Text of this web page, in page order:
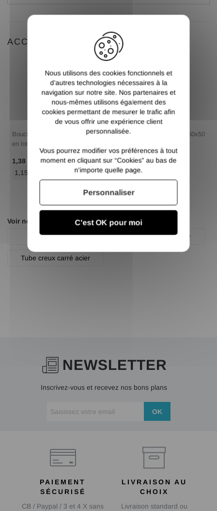
ACCESSOIRES
Bouchon plastique carré 50x50
en lots
1,38 €
/ Pce TTC
1,15 €
Bouchon plastique carré 50x50
1,38 €/ Pce TTC
1,15 €/ Pce HT
Voir nos autres pages :
Profilé carré
Profilé carré acier noir
Tube creux carré acier
NEWSLETTER
Inscrivez-vous et recevez nos bons plans
OK
PAIEMENT
SÉCURISÉ
CB / Paypal / 3 et 4 X sans
LIVRAISON AU
CHOIX
Livraison standard ou
Nous utilisons des cookies fonctionnels et
d’autres technologies nécessaires à la
navigation sur notre site. Nos partenaires et
nous-mêmes utilisons également des
cookies permettant de mesurer le trafic afin
de vous offrir une expérience client
personnalisée.
Vous pourrez modifier vos préférences à tout
moment en cliquant sur “Cookies” au bas de
n'importe quelle page.
C'est OK pour moi
Personnaliser